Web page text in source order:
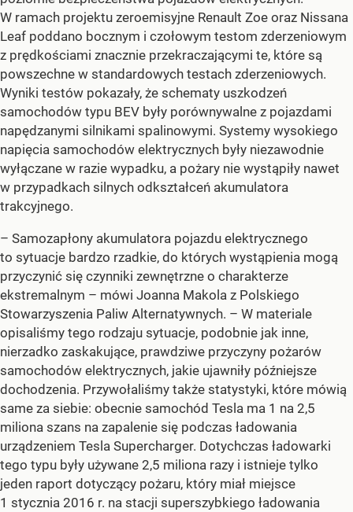
W ramach projektu zeroemisyjne Renault Zoe oraz Nissana
Leaf poddano bocznym i czołowym testom zderzeniowym
z prędkościami znacznie przekraczającymi te, które są
powszechne w standardowych testach zderzeniowych.
Wyniki testów pokazały, że schematy uszkodzeń
samochodów typu BEV były porównywalne z pojazdami
napędzanymi silnikami spalinowymi. Systemy wysokiego
napięcia samochodów elektrycznych były niezawodnie
wyłączane w razie wypadku, a pożary nie wystąpiły nawet
w przypadkach silnych odkształceń akumulatora
trakcyjnego.
– Samozapłony akumulatora pojazdu elektrycznego
to sytuacje bardzo rzadkie, do których wystąpienia mogą
przyczynić się czynniki zewnętrzne o charakterze
ekstremalnym – mówi Joanna Makola z Polskiego
Stowarzyszenia Paliw Alternatywnych. – W materiale
opisaliśmy tego rodzaju sytuacje, podobnie jak inne,
nierzadko zaskakujące, prawdziwe przyczyny pożarów
samochodów elektrycznych, jakie ujawniły późniejsze
dochodzenia. Przywołaliśmy także statystyki, które mówią
same za siebie: obecnie samochód Tesla ma 1 na 2,5
miliona szans na zapalenie się podczas ładowania
urządzeniem Tesla Supercharger. Dotychczas ładowarki
tego typu były używane 2,5 miliona razy i istnieje tylko
jeden raport dotyczący pożaru, który miał miejsce
1 stycznia 2016 r. na stacji superszybkiego ładowania